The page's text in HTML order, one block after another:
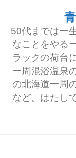
50代までは一
なことをやる
ラックの荷台
一周混浴温泉
の北海道一周
など。はたし